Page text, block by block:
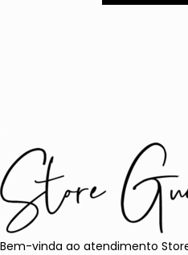
Bem-vinda ao atendimento